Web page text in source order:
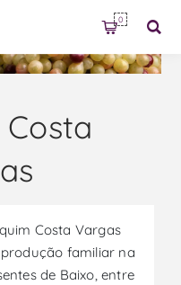
0
Costa Vargas
familiar na
de Baixo, entre